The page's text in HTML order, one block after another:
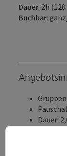
Dauer: 2h
Buchbar:
Dauer:
In den